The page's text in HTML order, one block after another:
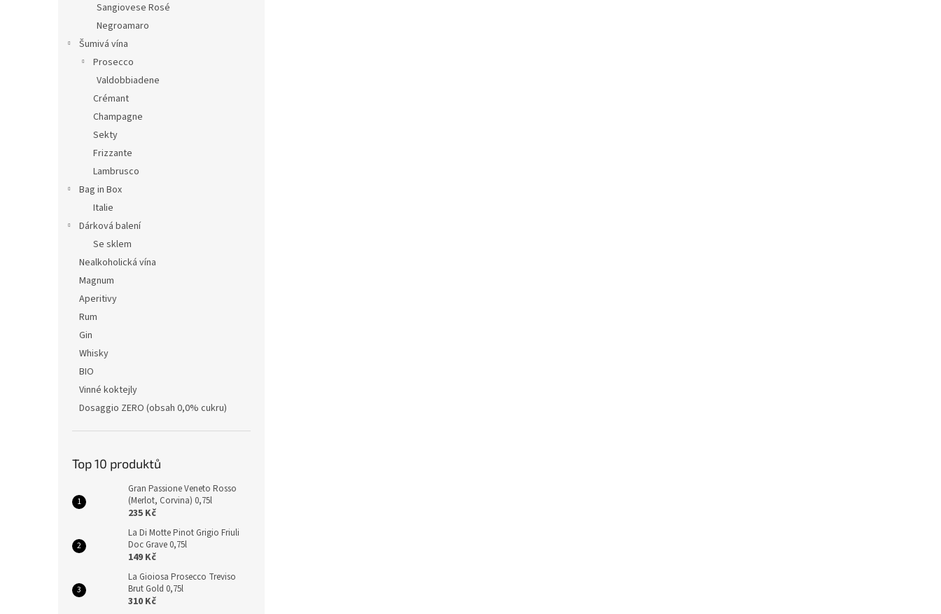
Sangiovese Rosé
Negroamaro
Šumivá vína
Prosecco
Valdobbiadene
Crémant
Champagne
Sekty
Frizzante
Lambrusco
Bag in Box
Italie
Dárková balení
Se sklem
Nealkoholická vína
Magnum
Aperitivy
Rum
Gin
Whisky
BIO
Vinné koktejly
Dosaggio ZERO (obsah 0,0% cukru)
Top 10 produktů
Gran Passione Veneto Rosso
(Merlot, Corvina) 0,75l
235 Kč
La Di Motte Pinot Grigio Friuli
Doc Grave 0,75l
149 Kč
La Gioiosa Prosecco Treviso
Brut Gold 0,75l
310 Kč